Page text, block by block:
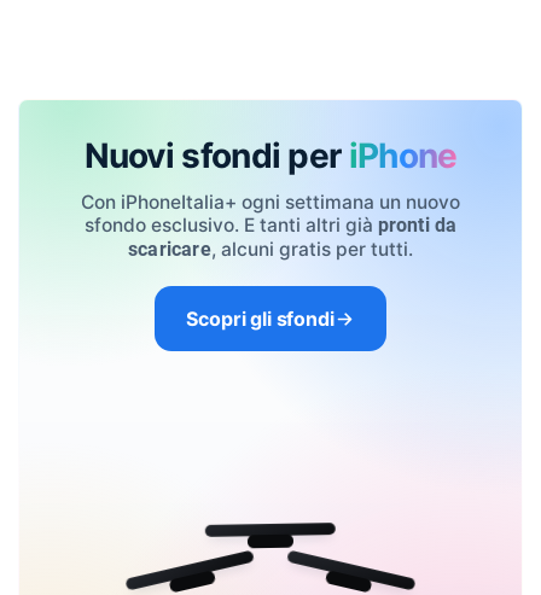
Nuovi sfondi per iPhone
Con iPhoneItalia+ ogni settimana un nuovo
sfondo esclusivo. E tanti altri già pronti da
scaricare, alcuni gratis per tutti.
Scopri gli sfondi